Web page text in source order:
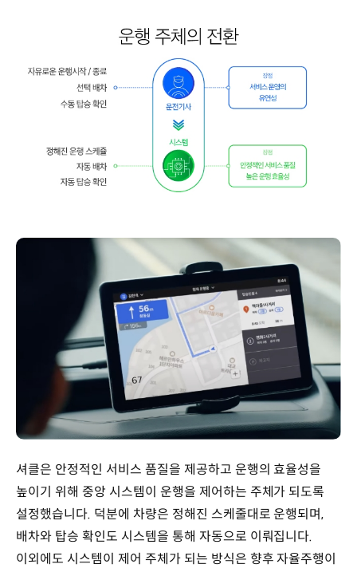
셔클은 안정적인 서비스 품질을 제공하고 운행의 효율성을
높이기 위해 중앙 시스템이 운행을 제어하는 주체가 되도록
설정했습니다. 덕분에 차량은 정해진 스케줄대로 운행되며,
배차와 탑승 확인도 시스템을 통해 자동으로 이뤄집니다.
이외에도 시스템이 제어 주체가 되는 방식은 향후 자율주행이